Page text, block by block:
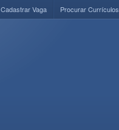
Procurar Currículos
Cadastrar Vaga